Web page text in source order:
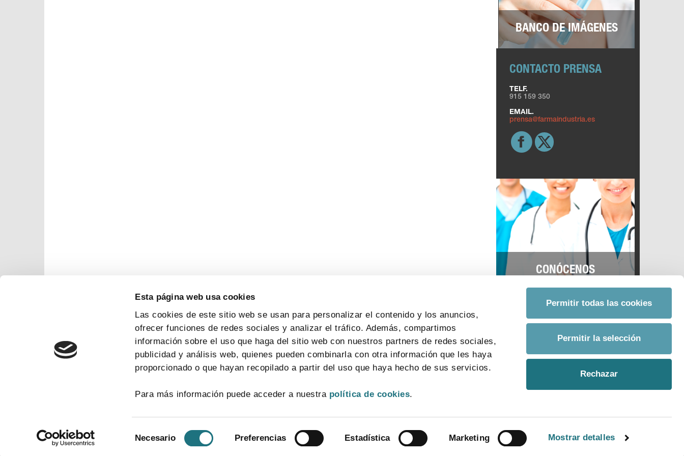
Esta página web usa cookies
Las cookies de este sitio web se usan para personalizar el contenido y los anuncios,
ofrecer funciones de redes sociales y analizar el tráfico. Además, compartimos
información sobre el uso que haga del sitio web con nuestros partners de redes sociales,
publicidad y análisis web, quienes pueden combinarla con otra información que les haya
proporcionado o que hayan recopilado a partir del uso que haya hecho de sus servicios.
Para más información puede acceder a nuestra política de cookies.
de
Necesario Preferencias Estadística Marketing Mostrar detalles
Permitir todas las cookies
Permitir la selección
Rechazar
BANCO DE IMÁGENES
CONTACTO PRENSA
TELF.
915 159 350
EMAIL.
prensa@farmaindustria.es
CONÓCENOS
© 2026 FarmaIndustria Todos los derechos reservados